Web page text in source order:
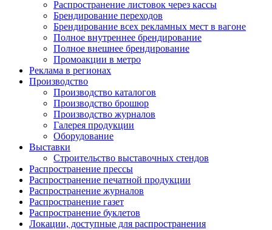
Распространение листовок через кассы
Брендирование переходов
Брендирование всех рекламных мест в вагоне
Полное внутреннее брендирование
Полное внешнее брендирование
Промоакции в метро
Реклама в регионах
Производство
Производство каталогов
Производство брошюр
Производство журналов
Галерея продукции
Оборудование
Выставки
Строительство выставочных стендов
Распространение прессы
Распространение печатной продукции
Распространение журналов
Распространение газет
Распространение буклетов
Локации, доступные для распространения